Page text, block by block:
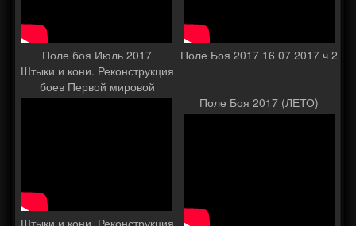
Поле боя Июль 2017
Поле Боя 2017 16 07 2017 ч 2
Штыки и кони. Реконструкция
боев Первой мировой
Поле Боя 2017 (ЛЕТО)